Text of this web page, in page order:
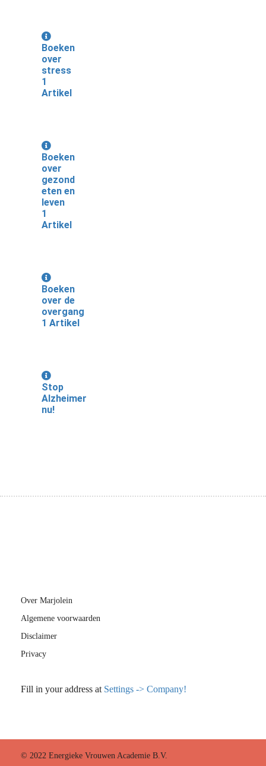
Boeken
over
stress
1
Artikel
Boeken
over
gezond
eten en
leven
1
Artikel
Boeken
over de
overgang
1 Artikel
Stop
Alzheimer
nu!
Over Marjolein
Algemene voorwaarden
Disclaimer
Privacy
Fill in your address at Settings -> Company!
© 2022 Energieke Vrouwen Academie B.V.